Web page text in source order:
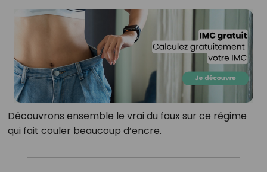
Découvrons ensemble le vrai du faux sur ce régime
qui fait couler beaucoup d’encre.